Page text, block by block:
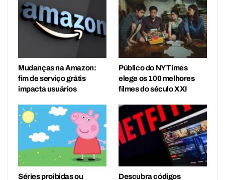
Mudanças na Amazon:
fim de serviço grátis
impacta usuários
Público do NY Times
elege os 100 melhores
filmes do século XXI
Séries proibidas ou Descubra códigos